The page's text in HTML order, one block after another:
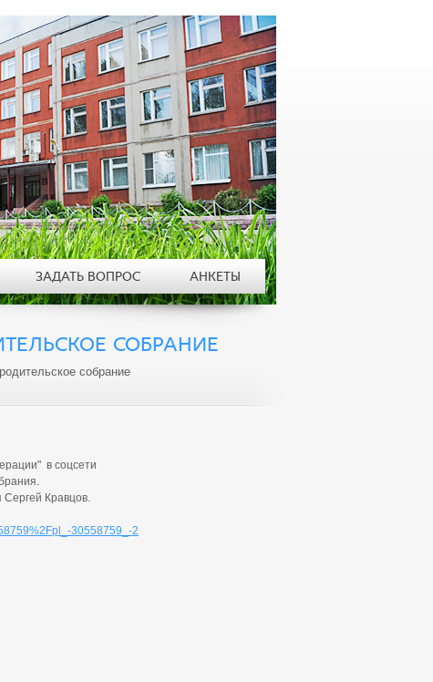
СОБРАНИЕ
собрание
в соцсети
Кравцов.
30558759_-2
ЗАДАТЬ ВОПРОС АНКЕТЫ